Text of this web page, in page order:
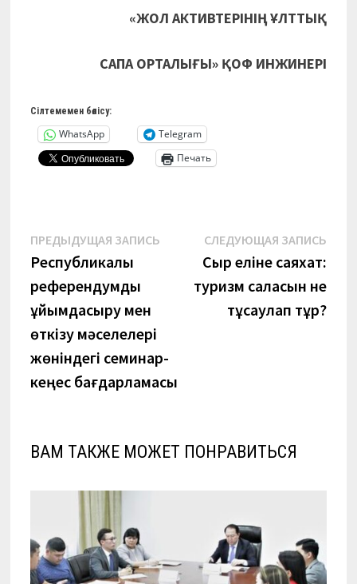
«ЖОЛ АКТИВТЕРІНІҢ ҰЛТТЫҚ
САПА ОРТАЛЫҒЫ» ҚОФ ИНЖИНЕРІ
Сілтемемен бөлісу:
WhatsApp
Telegram
Печать
Навигация
по
записям
ПРЕДЫДУЩАЯ ЗАПИСЬПредыдущая
запись:
Республикалық
референдумды
ұйымдасыру мен
өткізу мәселелері
жөніндегі семинар-
кеңес бағдарламасы
СЛЕДУЮЩАЯ ЗАПИСЬ
Сыр еліне саяхат:
туризм саласын не
тұсаулап тұр?
ВАМ ТАКЖЕ МОЖЕТ ПОНРАВИТЬСЯ